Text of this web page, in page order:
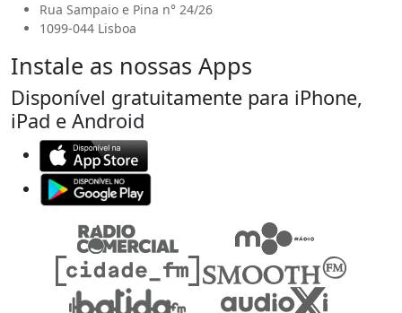
Rua Sampaio e Pina n° 24/26
1099-044 Lisboa
Instale as nossas Apps
Disponível gratuitamente para iPhone,
iPad e Android